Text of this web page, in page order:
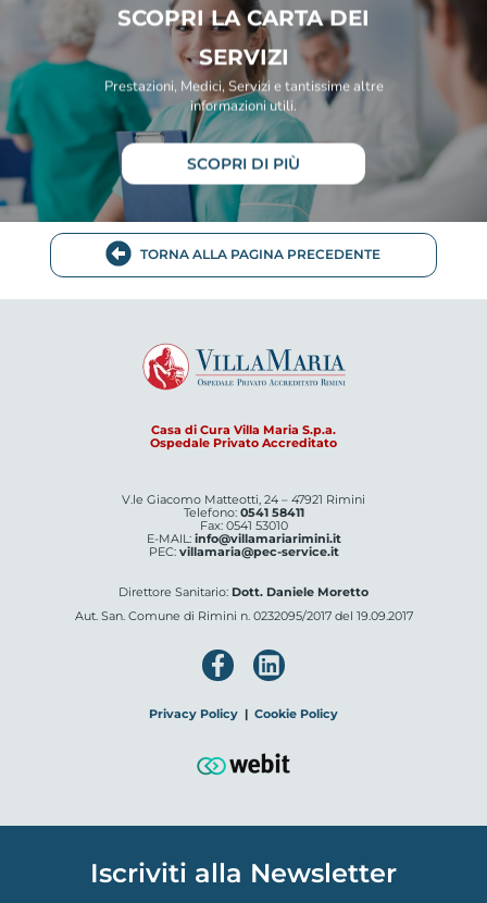
SCOPRI LA CARTA DEI
SERVIZI
Prestazioni, Medici, Servizi e tantissime altre
informazioni utili.
SCOPRI DI PIÙ
TORNA ALLA PAGINA PRECEDENTE
Casa di Cura Villa Maria S.p.a.
Ospedale Privato Accreditato
V.le Giacomo Matteotti, 24 – 47921 Rimini
Telefono: 0541 58411
Fax: 0541 53010
E-MAIL: info@villamariarimini.it
PEC: villamaria@pec-service.it
Direttore Sanitario: Dott. Daniele Moretto
Aut. San. Comune di Rimini n. 0232095/2017 del 19.09.2017
Privacy Policy | Cookie Policy
Iscriviti alla Newsletter